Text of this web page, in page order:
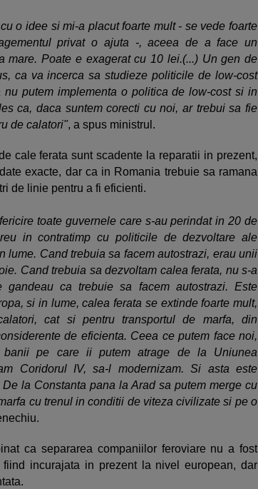
o idee si mi-a placut foarte mult - se vede foarte
privat o ajuta -, aceea de a face un
mare. Poate e exagerat cu 10 lei.(...) Un gen de
ca va incerca sa studieze politicile de low-cost
putem implementa o politica de low-cost si in
ca, daca suntem corecti cu noi, ar trebui sa fie
de calatori", a spus ministrul.
cale ferata sunt scadente la reparatii in prezent,
exacte, dar ca in Romania trebuie sa ramana
de linie pentru a fi eficienti.
toate guvernele care s-au perindat in 20 de
in contratimp cu politicile de dezvoltare ale
lume. Cand trebuia sa facem autostrazi, erau unii
Cand trebuia sa dezvoltam calea ferata, nu s-a
ca trebuie sa facem autostrazi. Este
si in lume, calea ferata se extinde foarte mult,
cat si pentru transportul de marfa, din
de eficienta. Ceea ce putem face noi,
pe care ii putem atrage de la Uniunea
Coridorul IV, sa-l modernizam. Si asta este
la Constanta pana la Arad sa putem merge cu
cu trenul in conditii de viteza civilizate si pe o
ca separarea companiilor feroviare nu a fost
incurajata in prezent la nivel european, dar